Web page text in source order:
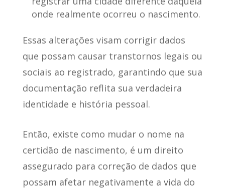
onde realmente ocorreu o nascimento.
Essas alterações visam corrigir dados
que possam causar transtornos legais ou
sociais ao registrado, garantindo que sua
documentação reflita sua verdadeira
identidade e história pessoal.
Então, existe como mudar o nome na
certidão de nascimento, é um direito
assegurado para correção de dados que
possam afetar negativamente a vida do